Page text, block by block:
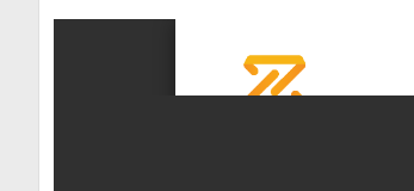
ả
n
d